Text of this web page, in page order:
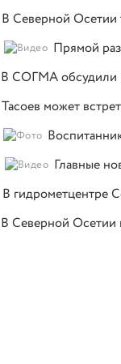
В Северной Осетии
Прямой
В СОГМА обсудили
Тасоев может
Главные
В гидрометцентре
В Северной Осетии